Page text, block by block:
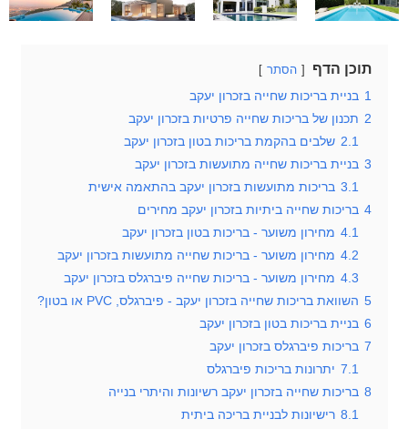
תוכן הדף הסתר
1 בניית בריכות שחייה בזכרון יעקב
2 תכנון של בריכות שחייה פרטיות בזכרון יעקב
2.1 שלבים בהקמת בריכות בטון בזכרון יעקב
3 בניית בריכות שחייה מתועשות בזכרון יעקב
3.1 בריכות מתועשות בזכרון יעקב בהתאמה אישית
4 בריכות שחייה ביתיות בזכרון יעקב מחירים
4.1 מחירון משוער - בריכות בטון בזכרון יעקב
4.2 מחירון משוער - בריכות שחייה מתועשות בזכרון יעקב
4.3 מחירון משוער - בריכות שחייה פיברגלס בזכרון יעקב
5 השוואת בריכות שחייה בזכרון יעקב - פיברגלס, PVC או בטון?
6 בניית בריכות בטון בזכרון יעקב
7 בריכות פיברגלס בזכרון יעקב
7.1 יתרונות בריכות פיברגלס
8 בריכות שחייה בזכרון יעקב רשיונות והיתרי בנייה
8.1 רישיונות לבניית בריכה ביתית